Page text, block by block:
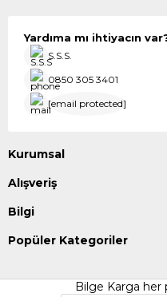
Yardıma mı ihtiyacın
S.S.S.
0850 305 3401
[email protected]
Kurumsal
Alışveriş
Bilgi
Popüler Kategoriler
Bilge Karga her